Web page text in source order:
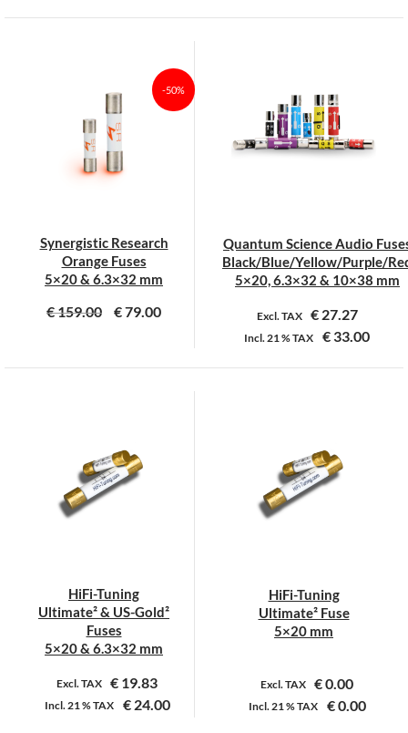
Dit
meerdere
variaties.
Deze
optie
kan
de
productpagina
Dit
variaties.
Deze
optie
de
productpagina
-50%
Synergistic Research
Orange Fuses
5×20 & 6.3×32 mm
€159.00 €79.00
Dit
variaties.
Deze
optie
de
productpagina
Quantum Science Audio
Black/Blue/Yellow/Purple/
5×20, 6.3×32 & 10×38 mm
Excl. TAX €27.27
Incl.21 %TAX € 33.00
Dit
variaties.
Deze
optie
de
productpagina
HiFi-Tuning
Ultimate² & US-Gold²
Fuses
5×20 & 6.3×32 mm
Excl. TAX € 19.83
Incl.21 %TAX €24.00
HiFi-Tuning
Ultimate² Fuse
5×20 mm
Excl. TAX €0.00
Incl.21 %TAX €0.00